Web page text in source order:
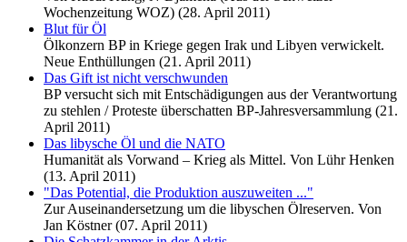
Wochenzeitung WOZ) (28. April 2011)
Blut für Öl
Ölkonzern BP in Kriege gegen Irak und Libyen verwickelt.
Neue Enthüllungen (21. April 2011)
Das Gift ist nicht verschwunden
BP versucht sich mit Entschädigungen aus der Verantwortung
zu stehlen / Proteste überschatten BP-Jahresversammlung (21.
April 2011)
Das libysche Öl und die NATO
Humanität als Vorwand – Krieg als Mittel. Von Lühr Henken
(13. April 2011)
"Das Potential, die Produktion auszuweiten ..."
Zur Auseinandersetzung um die libyschen Ölreserven. Von
Jan Köstner (07. April 2011)